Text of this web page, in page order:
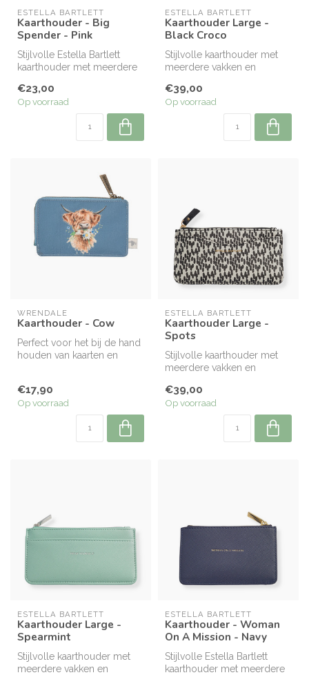
ESTELLA BARTLETT
Kaarthouder - Big
Spender - Pink
Stijlvolle Estella Bartlett
kaarthouder met meerdere
€23,00
Op voorraad
ESTELLA BARTLETT
Kaarthouder Large -
Black Croco
Stijlvolle kaarthouder met
meerdere vakken en
Compact,...
€39,00
Op voorraad
WRENDALE
Kaarthouder - Cow
Perfect voor het bij de hand
houden van kaarten en
€17,90
Op voorraad
ESTELLA BARTLETT
Kaarthouder Large -
Spots
Stijlvolle kaarthouder met
meerdere vakken en
Compact,...
€39,00
Op voorraad
ESTELLA BARTLETT
Kaarthouder Large -
Spearmint
Stijlvolle kaarthouder met
meerdere vakken en
ESTELLA BARTLETT
Kaarthouder - Woman
On A Mission - Navy
Stijlvolle Estella Bartlett
kaarthouder met meerdere